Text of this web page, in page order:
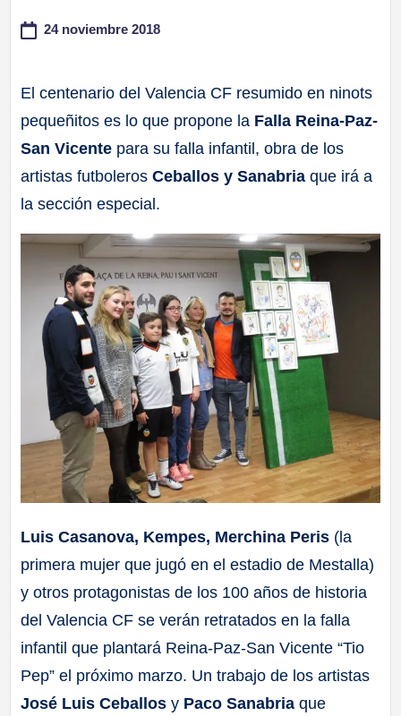
24 noviembre 2018
El centenario del Valencia CF resumido en ninots
pequeñitos es lo que propone la Falla Reina-Paz-
San Vicente para su falla infantil, obra de los
artistas futbolerosCeballos y Sanabria que irá a
la sección especial.
Luis Casanova, Kempes, Merchina Peris (la
primera mujer que jugó en el estadio de Mestalla)
y otros protagonistas de los 100 años de historia
del Valencia CF se verán retratados en la falla
infantil que plantará Reina-Paz-San Vicente “Tio
Pep” el próximo marzo. Un trabajo de los artistas
José Luis Ceballos y Paco Sanabria que